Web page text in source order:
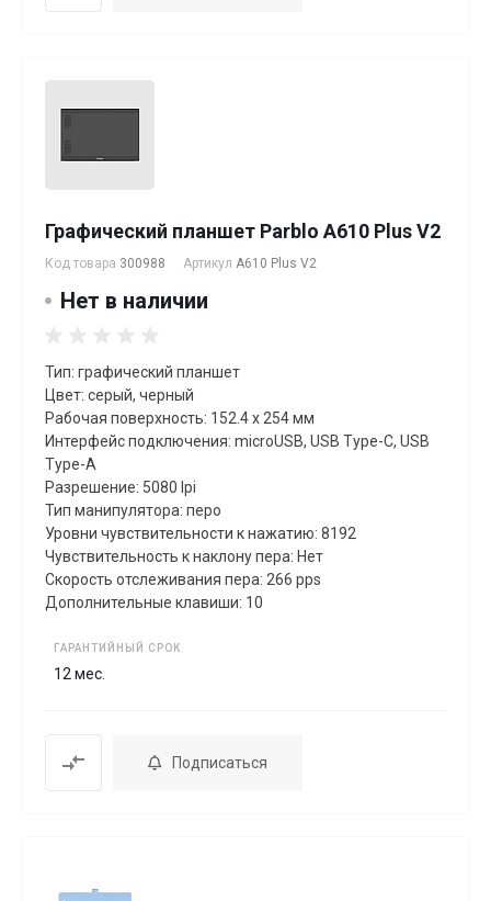
Графический планшет Parblo A610 Plus V2
Код товара 300988 Артикул A610 Plus V2
Нет в наличии
Тип: графический планшет
Цвет: серый, черный
Рабочая поверхность: 152.4 x 254 мм
Интерфейс подключения: microUSB, USB Type-C, USB
Type-A
Разрешение: 5080 lpi
Тип манипулятора: перо
Уровни чувствительности к нажатию: 8192
Чувствительность к наклону пера: Нет
Скорость отслеживания пера: 266 pps
Дополнительные клавиши: 10
ГАРАНТИЙНЫЙ СРОК
12 мес.
Подписаться